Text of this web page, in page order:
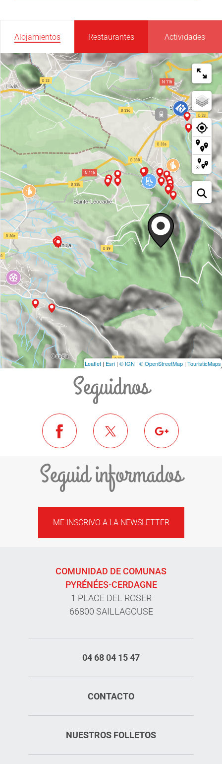
Alojamientos Restaurantes Actividades
Leaflet | Esri | © IGN | © OpenStreetMap | TouristicMaps
Seguidnos
Seguid informados
ME INSCRIVO A LA NEWSLETTER
COMUNIDAD DE COMUNAS
PYRÉNÉES-CERDAGNE
1 PLACE DEL ROSER
66800 SAILLAGOUSE
04 68 04 15 47
CONTACTO
NUESTROS FOLLETOS